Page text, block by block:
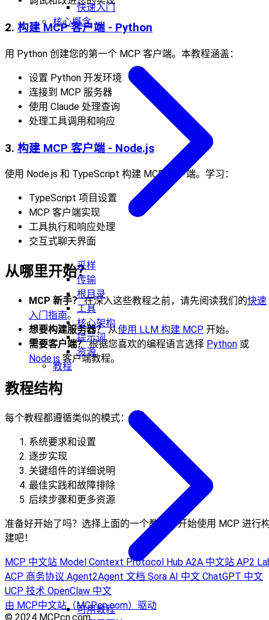
快速入门
核心概念
采样
传输
根目录
工具
核心架构
提示词
资源
教程
可用教程
2. 构建 MCP 客户端 - Python
用 Python 创建您的第一个 MCP 客户端。本教程涵盖：
设置 Python 开发环境
连接到 MCP 服务器
使用 Claude 处理查询
处理工具调用和响应
3. 构建 MCP 客户端 - Node.js
使用 Node.js 和 TypeScript 构建 MCP 客户端。学习：
TypeScript 项目设置
MCP 客户端实现
工具执行和响应处理
交互式聊天界面
从哪里开始？
MCP 新手？在深入这些教程之前，请先阅读我们的快速
入门指南。
想要构建服务器？从使用 LLM 构建 MCP 开始。
需要客户端？根据您喜欢的编程语言选择 Python 或
Node.js 客户端教程。
教程结构
每个教程都遵循类似的模式：
系统要求和设置
逐步实现
关键组件的详细说明
最佳实践和故障排除
后续步骤和更多资源
准备好开始了吗？选择上面的一个教程，开始使用 MCP 进行
建吧！
MCP 中文站 Model Context Protocol Hub A2A 中文站 AP2
ACP 商务协议 Agent2Agent 文档 Sora AI 中文 ChatGPT 中文
UCP 技术 OpenClaw 中文
由 MCP中文站（MCPcn.com）驱动
© 2024 MCPcn.com.